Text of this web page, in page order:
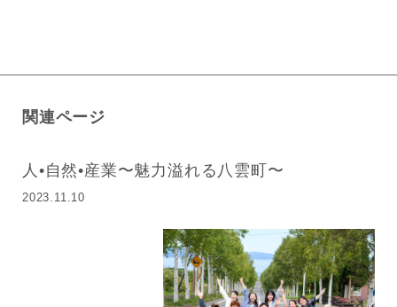
関連ページ
人•自然•産業〜魅力溢れる八雲町〜
2023.11.10